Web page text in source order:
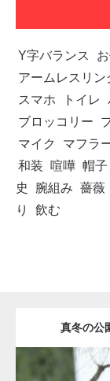
Y字バランス
アームレスリン
スマホ
トイレ
ブロッコリー
マイク
マフラ
和装
喧嘩 帽子
史
腕組み 薔薇
り
飲む
真冬の公